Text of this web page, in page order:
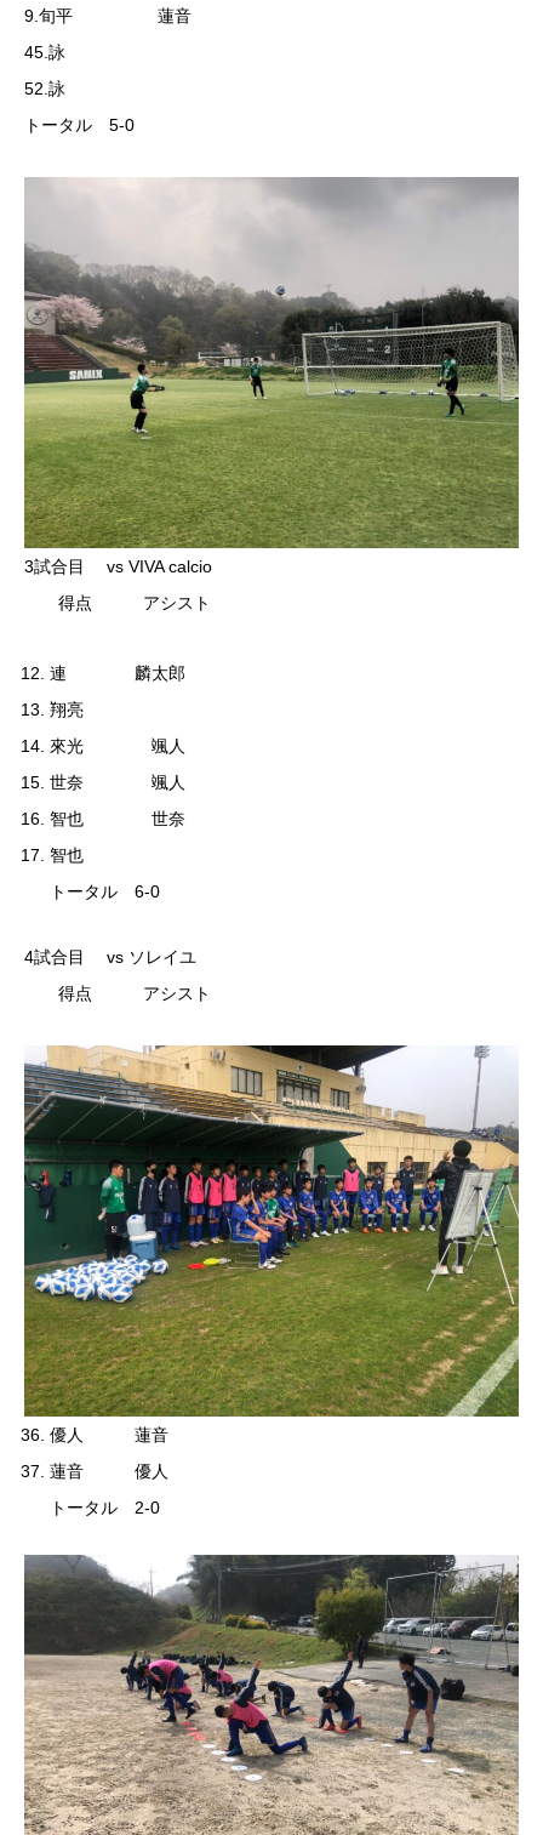
9.旬平 蓮音
45.詠
52.詠
トータル 5-0
3試合目 vs VIVA calcio
得点 アシスト
連 麟太郎
翔亮
來光 颯人
世奈 颯人
智也 世奈
智也
トータル 6-0
4試合目 vs ソレイユ
得点 アシスト
優人 蓮音
蓮音 優人
トータル 2-0